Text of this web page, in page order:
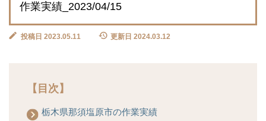
作業実績_2023/04/15
投稿日 2023.05.11 更新日 2024.03.12
【目次】
栃木県那須塩原市の作業実績